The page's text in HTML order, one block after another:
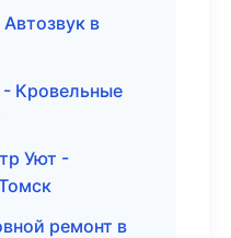
в
Кровельные
Уют -
ремонт в